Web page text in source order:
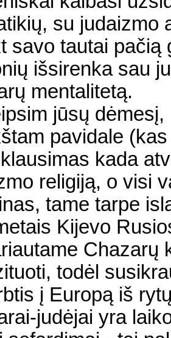
su judaizmo
savo tautai pačią
išsirenka sau
mentalitetą.
jūsų
pavidale
klausimas kada
religiją, o visi
tame tarpe
Kijevo
Chazarų
todėl
į Europą iš
judėjai yra